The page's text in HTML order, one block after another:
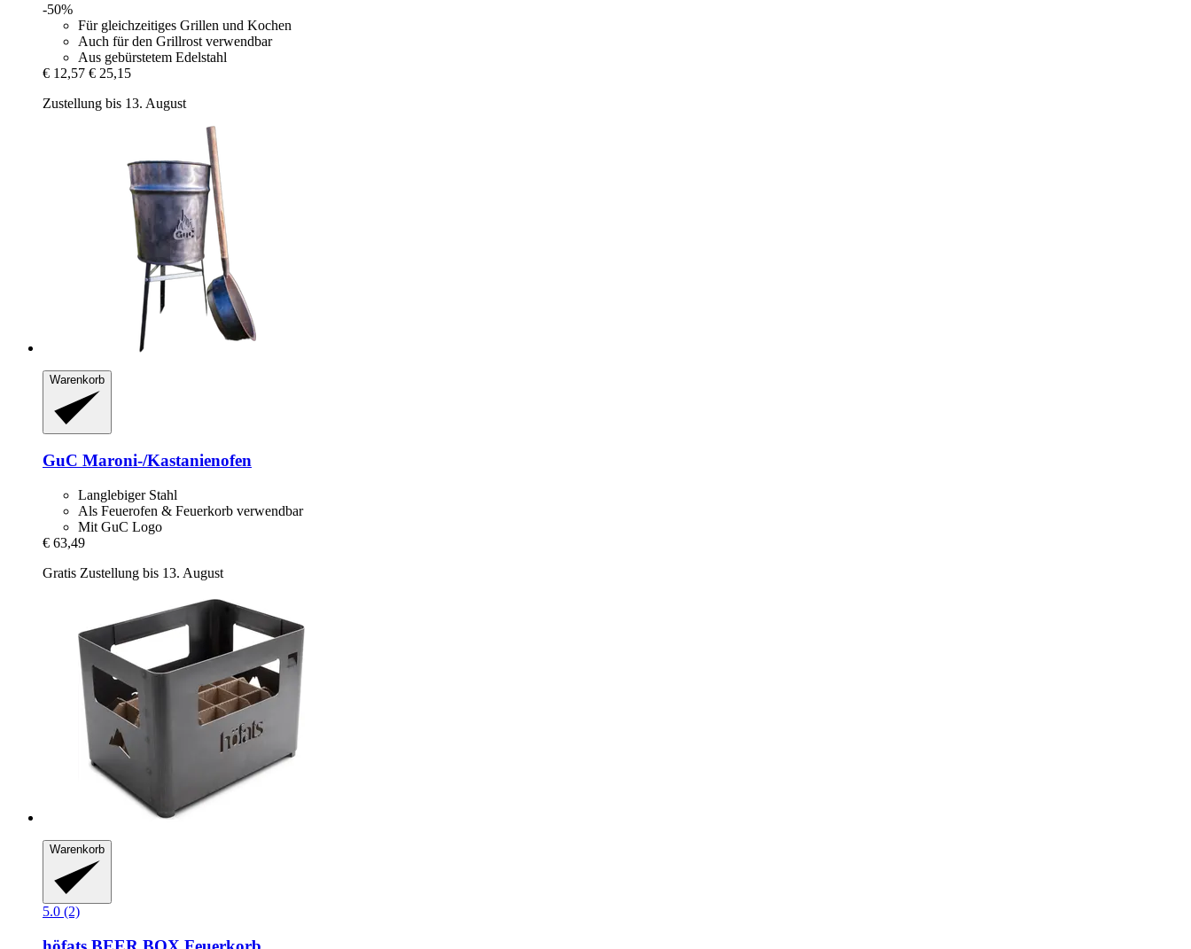
-50%
Für gleichzeitiges Grillen und Kochen
Auch für den Grillrost verwendbar
Aus gebürstetem Edelstahl
€ 12,57 € 25,15
Zustellung bis 13. August
Warenkorb
GuC Maroni-​/Kastanienofen
Langlebiger Stahl
Als Feuerofen & Feuerkorb verwendbar
Mit GuC Logo
€ 63,49
Gratis Zustellung bis 13. August
Warenkorb
5.0 (2)